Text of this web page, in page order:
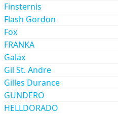
Finsternis
Flash Gordon
Fox
FRANKA
Galax
Gil St. Andre
Gilles Durance
GUNDERO
HELLDORADO